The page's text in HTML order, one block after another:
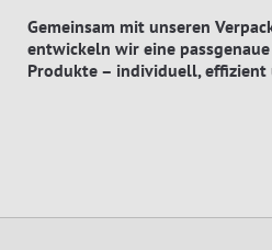
Gemeinsam mit unseren
entwickeln wir eine
Produkte – individuell, effizient